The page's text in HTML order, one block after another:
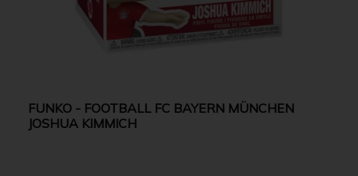
FUNKO - FOOTBALL FC BAYERN MÜNCHEN
JOSHUA KIMMICH